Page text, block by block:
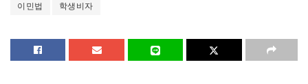
이민법 학생비자